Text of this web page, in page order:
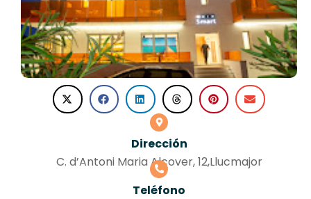
Dirección
C. d’Antoni Maria Alcover, 12,Llucmajor
Teléfono